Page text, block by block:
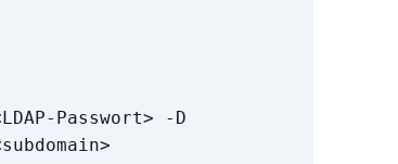
Passwort> -D